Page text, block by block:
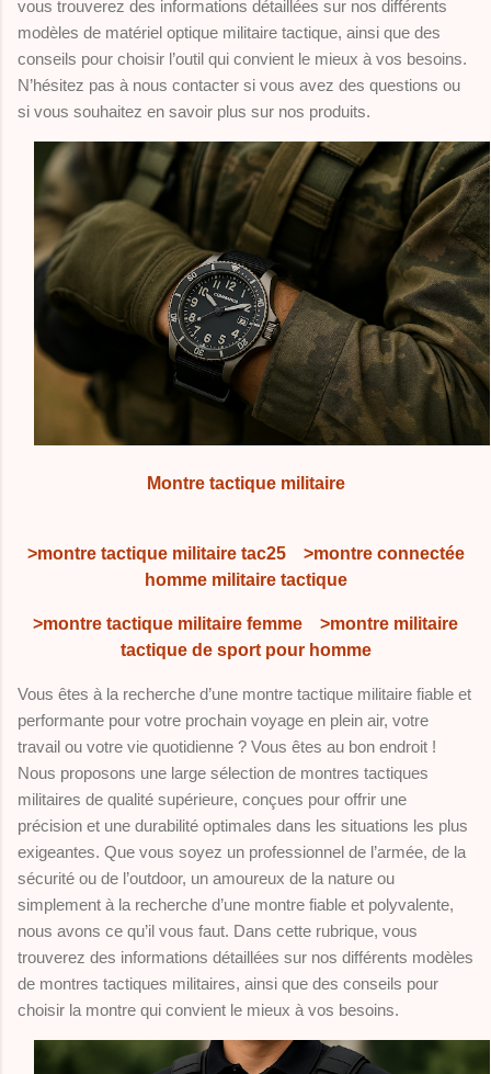
vous trouverez des informations détaillées sur nos différents
modèles de matériel optique militaire tactique, ainsi que des
conseils pour choisir l’outil qui convient le mieux à vos besoins.
N’hésitez pas à nous contacter si vous avez des questions ou
si vous souhaitez en savoir plus sur nos produits.
Montre tactique militaire
>montre tactique militaire tac25
>montre connectée
homme militaire tactique
>montre tactique militaire femme
>montre militaire
tactique de sport pour homme
Vous êtes à la recherche d’une montre tactique militaire fiable et
performante pour votre prochain voyage en plein air, votre
travail ou votre vie quotidienne ? Vous êtes au bon endroit !
Nous proposons une large sélection de montres tactiques
militaires de qualité supérieure, conçues pour offrir une
précision et une durabilité optimales dans les situations les plus
exigeantes. Que vous soyez un professionnel de l’armée, de la
sécurité ou de l’outdoor, un amoureux de la nature ou
simplement à la recherche d’une montre fiable et polyvalente,
nous avons ce qu’il vous faut. Dans cette rubrique, vous
trouverez des informations détaillées sur nos différents modèles
de montres tactiques militaires, ainsi que des conseils pour
choisir la montre qui convient le mieux à vos besoins.